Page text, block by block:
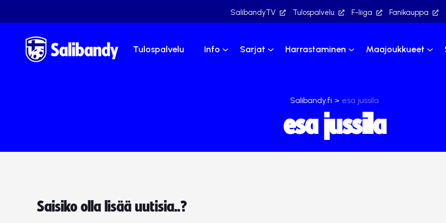
SalibandyTV Tulospalvelu F-liiga Fanikauppa
Tulospalvelu Info Sarjat Harrastaminen Maajoukkueet
Salibandy.fi > esa jussila
esa jussila
Saisiko olla lisää uutisia..?